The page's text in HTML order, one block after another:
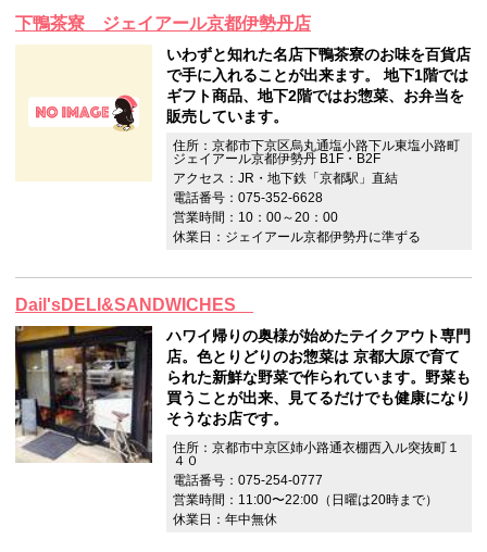
下鴨茶寮 ジェイアール京都伊勢丹店
いわずと知れた名店下鴨茶寮のお味を百貨店
で手に入れることが出来ます。 地下1階では
ギフト商品、地下2階ではお惣菜、お弁当を
販売しています。
住所：京都市下京区烏丸通塩小路下ル東塩小路町
ジェイアール京都伊勢丹 B1F・B2F
アクセス：JR・地下鉄「京都駅」直結
電話番号：075-352-6628
営業時間：10：00～20：00
休業日：ジェイアール京都伊勢丹に準ずる
Dail'sDELI&SANDWICHES
ハワイ帰りの奥様が始めたテイクアウト専門
店。色とりどりのお惣菜は 京都大原で育て
られた新鮮な野菜で作られています。野菜も
買うことが出来、見てるだけでも健康になり
そうなお店です。
住所：京都市中京区姉小路通衣棚西入ル突抜町１
４０
電話番号：075-254-0777
営業時間：11:00〜22:00（日曜は20時まで）
休業日：年中無休